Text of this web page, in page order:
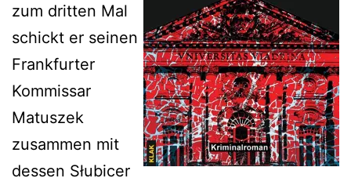
zum dritten Mal
schickt er seinen
Frankfurter
Kommissar
Matuszek
zusammen mit
dessen Słubicer